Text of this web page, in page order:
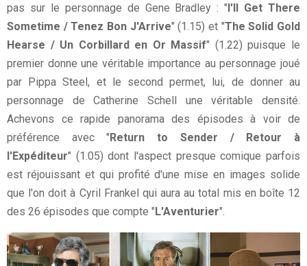
pas sur le personnage de Gene Bradley : "I'll Get There
Sometime / Tenez Bon J'Arrive" (1.15) et "The Solid Gold
Hearse / Un Corbillard en Or Massif" (1.22) puisque le
premier donne une véritable importance au personnage joué
par Pippa Steel, et le second permet, lui, de donner au
personnage de Catherine Schell une véritable densité.
Achevons ce rapide panorama des épisodes à voir de
préférence avec "Return to Sender / Retour à
l'Expéditeur" (1.05) dont l'aspect presque comique parfois
est réjouissant et qui profité d'une mise en images solide
que l'on doit à Cyril Frankel qui aura au total mis en boîte 12
des 26 épisodes que compte "L'Aventurier".